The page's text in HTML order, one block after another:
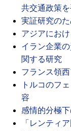
共交通政策
実証研究の
アジアにお
イラン企業
関する研究
フランス領
トルコのフ
容
感情的分極
「レンティ